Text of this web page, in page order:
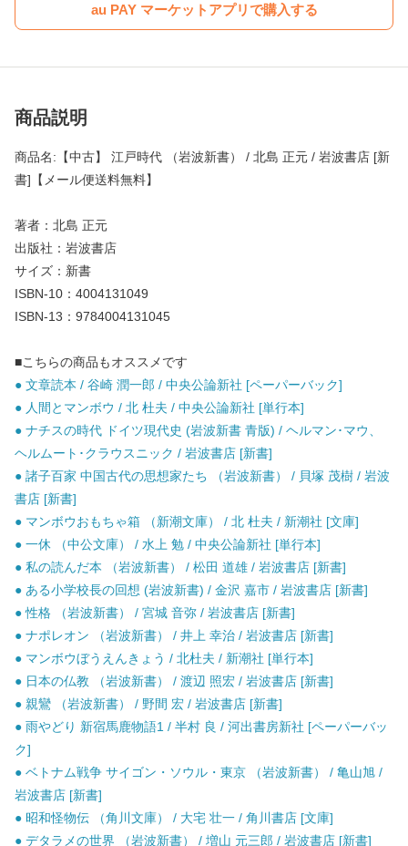
au PAY マーケットアプリで購入する
商品説明
商品名:【中古】 江戸時代 （岩波新書） / 北島 正元 / 岩波書店 [新
書]【メール便送料無料】
著者：北島 正元
出版社：岩波書店
サイズ：新書
ISBN-10：4004131049
ISBN-13：9784004131045
■こちらの商品もオススメです
● 文章読本 / 谷崎 潤一郎 / 中央公論新社 [ペーパーバック]
● 人間とマンボウ / 北 杜夫 / 中央公論新社 [単行本]
● ナチスの時代 ドイツ現代史 (岩波新書 青版) / ヘルマン･マウ、
ヘルムート･クラウスニック / 岩波書店 [新書]
● 諸子百家 中国古代の思想家たち （岩波新書） / 貝塚 茂樹 / 岩波
書店 [新書]
● マンボウおもちゃ箱 （新潮文庫） / 北 杜夫 / 新潮社 [文庫]
● 一休 （中公文庫） / 水上 勉 / 中央公論新社 [単行本]
● 私の読んだ本 （岩波新書） / 松田 道雄 / 岩波書店 [新書]
● ある小学校長の回想 (岩波新書) / 金沢 嘉市 / 岩波書店 [新書]
● 性格 （岩波新書） / 宮城 音弥 / 岩波書店 [新書]
● ナポレオン （岩波新書） / 井上 幸治 / 岩波書店 [新書]
● マンボウぼうえんきょう / 北杜夫 / 新潮社 [単行本]
● 日本の仏教 （岩波新書） / 渡辺 照宏 / 岩波書店 [新書]
● 親鸞 （岩波新書） / 野間 宏 / 岩波書店 [新書]
● 雨やどり 新宿馬鹿物語1 / 半村 良 / 河出書房新社 [ペーパーバッ
ク]
● ベトナム戦争 サイゴン・ソウル・東京 （岩波新書） / 亀山旭 /
岩波書店 [新書]
● 昭和怪物伝 （角川文庫） / 大宅 壮一 / 角川書店 [文庫]
● デタラメの世界 （岩波新書） / 増山 元三郎 / 岩波書店 [新書]